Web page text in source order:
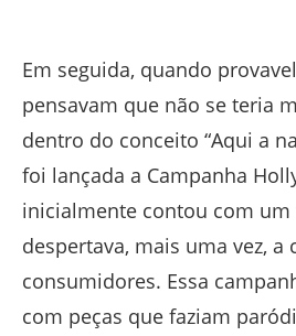
Em seguida, quando
pensavam que não se teria
dentro do conceito “Aqui a
foi lançada a Campanha
inicialmente contou com um
despertava, mais uma vez, a
consumidores. Essa
com peças que faziam